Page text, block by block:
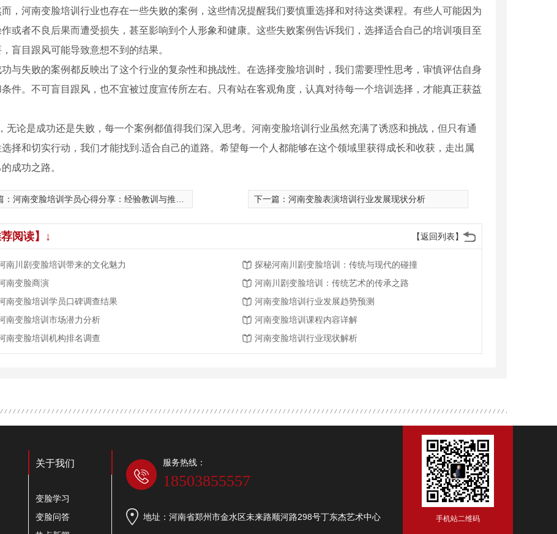
表演 国粹文化 薪火相传
而，河南变脸培训行业也存在一些失败的案例，这些情况提醒我们要慎重选择和对待这类课程。有些人可能因为
或者不良后果而遭受损失，甚至影响到个人形象和健康。这些失败案例告诉我们，选择适合自己的培训项目至
盲目跟风可能导致意想不到的结果。
功与失败的案例都反映出了这个行业的复杂性和挑战性。在选择变脸培训时，我们需要理性思考，审慎评估自身
条件。不可盲目跟风，也不宜被过度宣传所左右。只有站在客观角度，认真对待每一个培训选择，才能真正获益
无论是成功还是失败，每一个案例都值得我们深入思考。河南变脸培训行业虽然充满了诱惑和挑战，但只有通
择和切实行动，我们才能找到.适合自己的道路。希望每一个人都能够在这个领域里获得成长和收获，走出属
成功之路。
： 河南变脸培训学员心得分享：经验教训与推荐指南 下一篇： 河南变脸表演培训行业发展现状分析
【返回列表】
荐阅读】↓
南川剧变脸培训带来的文化魅力
探秘河南川剧变脸培训：传统与现代的碰撞
南变脸商演
河南川剧变脸培训：传统艺术的传承之路
南变脸培训学员口碑调查结果
河南变脸培训行业发展趋势预测
南变脸培训市场潜力分析
河南变脸培训课程内容详解
南变脸培训机构排名调查
河南变脸培训行业现状解析
关于我们
变脸学习
变脸问答
服务热线：
18503855557
地址：河南省郑州市金水区未来路顺河路298号丁东杰艺术中心 手机站二维码